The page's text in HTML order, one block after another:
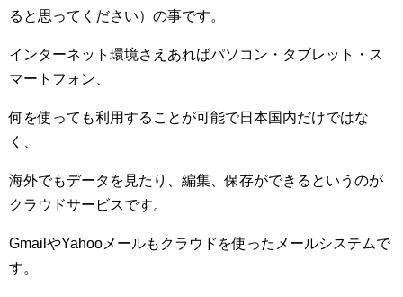
ると思ってください）の事です。
インターネット環境さえあればパソコン・タブレット・ス
マートフォン、
何を使っても利用することが可能で日本国内だけではな
く、
海外でもデータを見たり、編集、保存ができるというのが
クラウドサービスです。
Gmail やYahoo メールもクラウドを使ったメールシステムで
す。